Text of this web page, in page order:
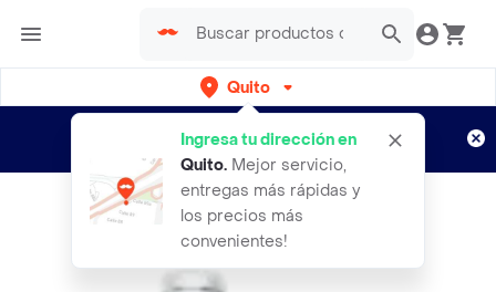
Quito
Ingresa tu dirección en
Quito. Mejor servicio,
entregas más rápidas y
los precios más
convenientes!
envíos gratis por semanas
Aplican TyC